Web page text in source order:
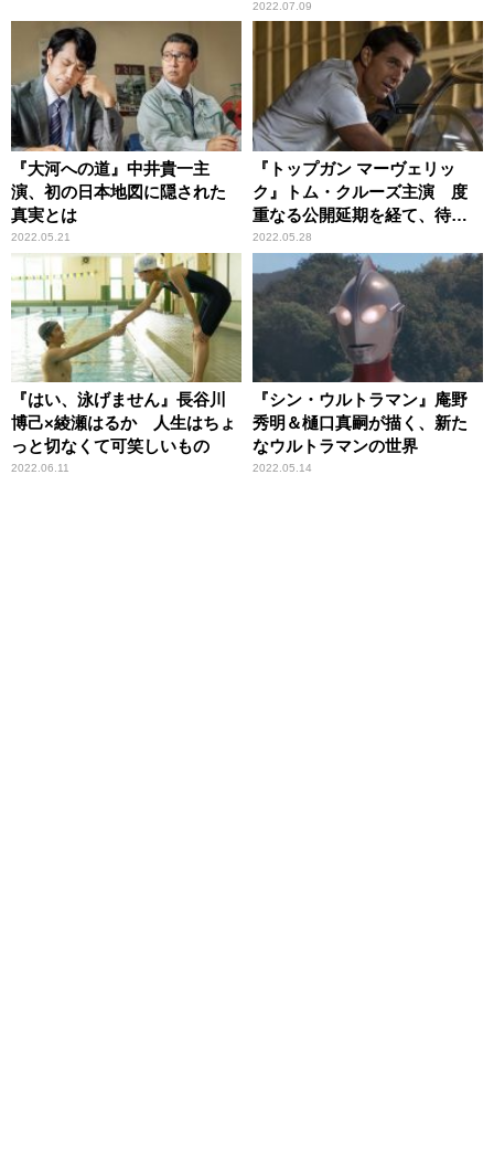
2022.07.09
『大河への道』中井貴一主
演、初の日本地図に隠された
真実とは
2022.05.21
『トップガン マーヴェリッ
ク』トム・クルーズ主演 度
重なる公開延期を経て、待望
のスクリーンへ
2022.05.28
『はい、泳げません』長谷川
博己×綾瀬はるか 人生はちょ
っと切なくて可笑しいもの
2022.06.11
『シン・ウルトラマン』庵野
秀明＆樋口真嗣が描く、新た
なウルトラマンの世界
2022.05.14